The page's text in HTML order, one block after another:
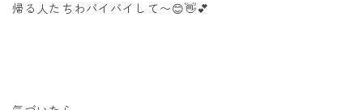
帰る人たちわバイバイして〜😊👋💕